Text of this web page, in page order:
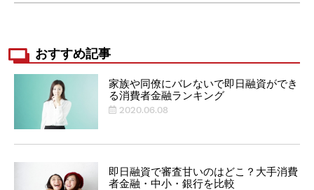
おすすめ記事
家族や同僚にバレないで即日融資ができ
る消費者金融ランキング
2020.06.08
即日融資で審査甘いのはどこ？大手消費
者金融・中小・銀行を比較